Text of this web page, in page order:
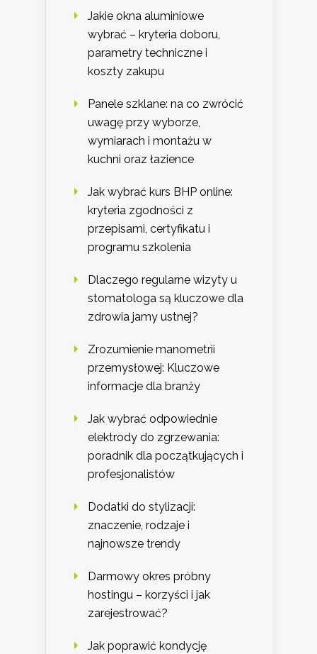
Jakie okna aluminiowe
wybrać – kryteria doboru,
parametry techniczne i
koszty zakupu
Panele szklane: na co zwrócić
uwagę przy wyborze,
wymiarach i montażu w
kuchni oraz łazience
Jak wybrać kurs BHP online:
kryteria zgodności z
przepisami, certyfikatu i
programu szkolenia
Dlaczego regularne wizyty u
stomatologa są kluczowe dla
zdrowia jamy ustnej?
Zrozumienie manometrii
przemysłowej: Kluczowe
informacje dla branży
Jak wybrać odpowiednie
elektrody do zgrzewania:
poradnik dla początkujących i
profesjonalistów
Dodatki do stylizacji:
znaczenie, rodzaje i
najnowsze trendy
Darmowy okres próbny
hostingu – korzyści i jak
zarejestrować?
Jak poprawić kondycję